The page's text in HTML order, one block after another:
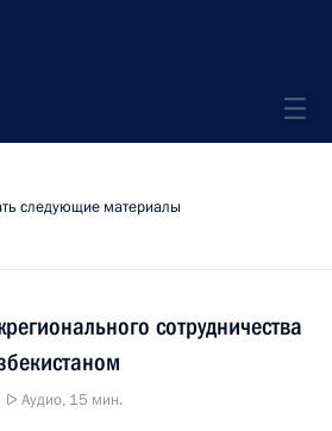
следующие материалы
сотрудничества
Аудио, 15 мин.